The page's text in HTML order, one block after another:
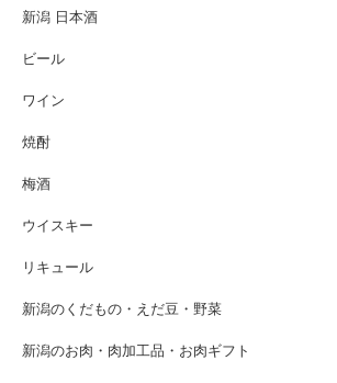
新潟 日本酒
ビール
ワイン
焼酎
梅酒
ウイスキー
リキュール
新潟のくだもの・えだ豆・野菜
新潟のお肉・肉加工品・お肉ギフト